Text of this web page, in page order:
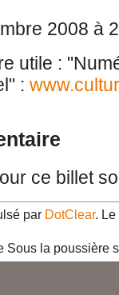
2008 à
utile :
:
ce billet
par DotClear. Le
Sous la poussière